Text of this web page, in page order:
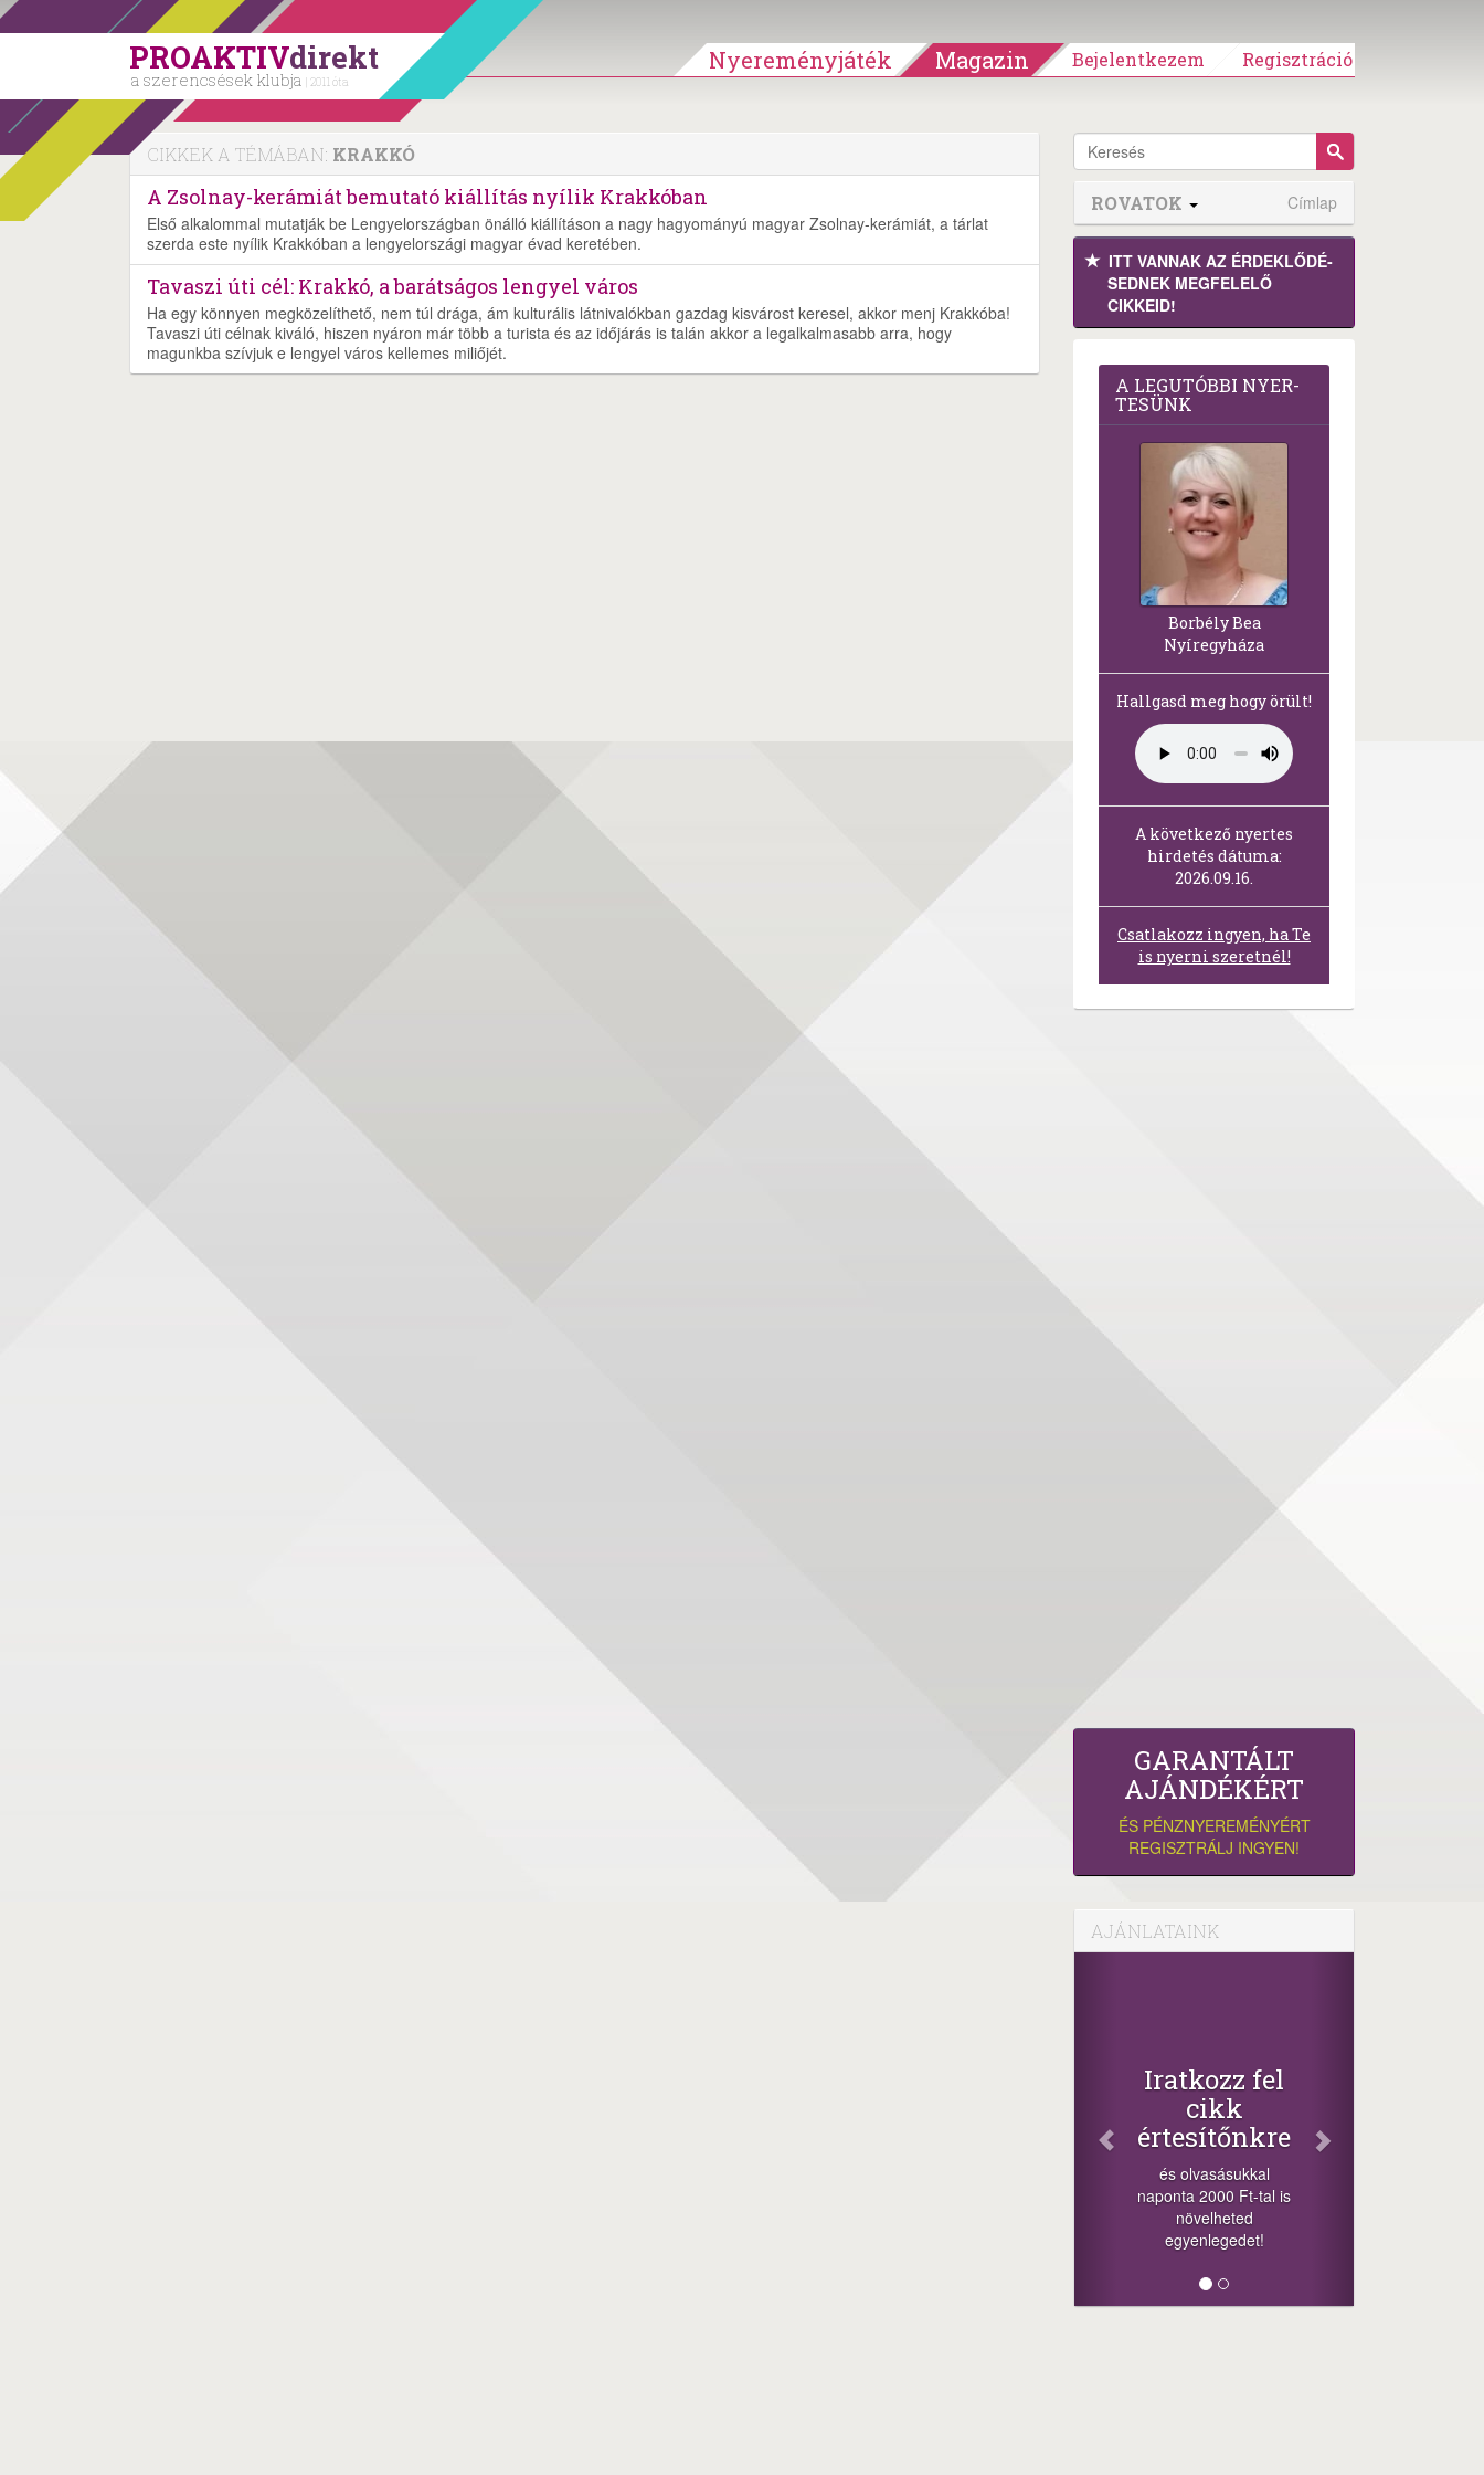
PROAKTIVdirekt
a szerencsések klubja | 2011 óta
Nyereményjáték Magazin Bejelentkezem Regisztráció
CIKKEK A TÉMÁBAN: KRAKKÓ
A Zsolnay-kerámiát bemutató kiállítás nyílik Krakkóban
Első alkalommal mutatják be Lengyelországban önálló kiállításon a nagy hagyományú magyar Zsolnay-kerámiát, a tárlat
szerda este nyílik Krakkóban a lengyelországi magyar évad keretében.
Tavaszi úti cél: Krakkó, a barátságos lengyel város
Ha egy könnyen megközelíthető, nem túl drága, ám kulturális látnivalókban gazdag kisvárost keresel, akkor menj Krakkóba!
Tavaszi úti célnak kiváló, hiszen nyáron már több a turista és az időjárás is talán akkor a legalkalmasabb arra, hogy
magunkba szívjuk e lengyel város kellemes miliőjét.
ROVATOK Címlap
ITT VANNAK AZ ÉRDEK­LŐDÉ­
SEDNEK MEGFE­LELŐ
CIKKEID!
A LEG­U­TÓB­BI NYER­
TE­SÜNK
Borbély Bea
Nyíregyháza
Hallgasd meg hogy örült!
A következő nyertes
hirdetés dátuma:
2026.09.16.
Csatlakozz ingyen, ha Te
is nyerni szeretnél!
GARANTÁLT
AJÁNDÉKÉRT
ÉS PÉNZNYEREMÉNYÉRT
REGISZTRÁLJ INGYEN!
AJÁNLATAINK
Iratkozz fel
cikk
értesítőnkre
és olvasásukkal
naponta 2000 Ft-tal is
növelheted
egyenlegedet!